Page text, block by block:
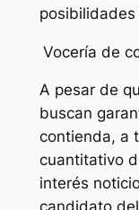
posibilidades
Vocería de
A pesar de
buscan
contienda, a
cuantitativo
interés